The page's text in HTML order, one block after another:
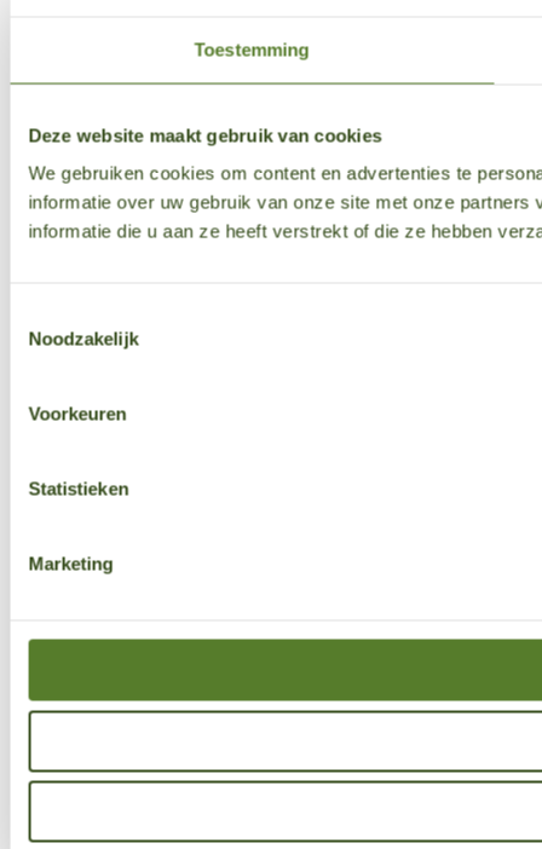
Toestemming
Deze website maakt gebruik van cookies
We gebruiken cookies om content en advertenties te
informatie over uw gebruik van onze site met onze
informatie die u aan ze heeft verstrekt of die ze hebben
Noodzakelijk
Voorkeuren
Statistieken
Marketing